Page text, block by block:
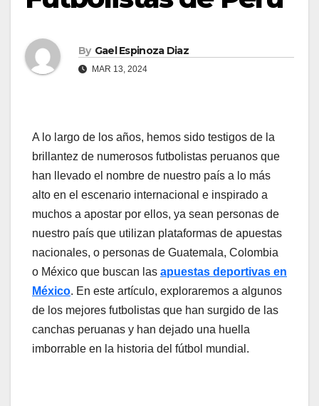
By Gael Espinoza Diaz
MAR 13, 2024
A lo largo de los años, hemos sido testigos de la
brillantez de numerosos futbolistas peruanos que
han llevado el nombre de nuestro país a lo más
alto en el escenario internacional e inspirado a
muchos a apostar por ellos, ya sean personas de
nuestro país que utilizan plataformas de apuestas
nacionales, o personas de Guatemala, Colombia
o México que buscan las apuestas deportivas en
México. En este artículo, exploraremos a algunos
de los mejores futbolistas que han surgido de las
canchas peruanas y han dejado una huella
imborrable en la historia del fútbol mundial.